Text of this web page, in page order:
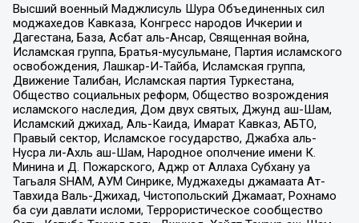
Высший военный Маджлисуль Шура Объединенных сил
моджахедов Кавказа, Конгресс народов Ичкерии и
Дагестана, База, Асбат аль-Ансар, Священная война,
Исламская группа, Братья-мусульмане, Партия исламского
освобождения, Лашкар-И-Тайба, Исламская группа,
Движение Талибан, Исламская партия Туркестана,
Общество социальных реформ, Общество возрождения
исламского наследия, Дом двух святых, Джунд аш-Шам,
Исламский джихад, Аль-Каида, Имарат Кавказ, АБТО,
Правый сектор, Исламское государство, Джабха аль-
Нусра ли-Ахль аш-Шам, Народное ополчение имени К.
Минина и Д. Пожарского, Аджр от Аллаха Субхану уа
Тагьаля SHAM, АУМ Синрике, Муджахеды джамаата Ат-
Тавхида Валь-Джихад, Чистопольский Джамаат, Рохнамо
ба суи давлати исломи, Террористическое сообщество